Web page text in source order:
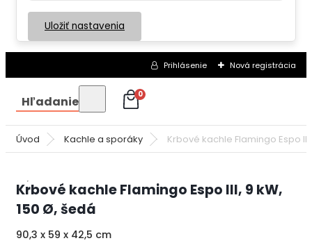
Uložiť nastavenia
Prihlásenie Nová registrácia
Hľadanie 0
Úvod Kachle a sporáky Krbové kachle Flamingo Espo
Krbové kachle Flamingo Espo III, 9 kW,
150 Ø, šedá
90,3 x 59 x 42,5 cm